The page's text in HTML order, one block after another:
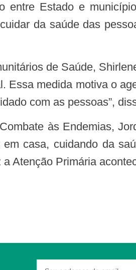
entre Estado e
da saúde das
Essa medida motiva o
com as pessoas”,
casa, cuidando da
Atenção Primária